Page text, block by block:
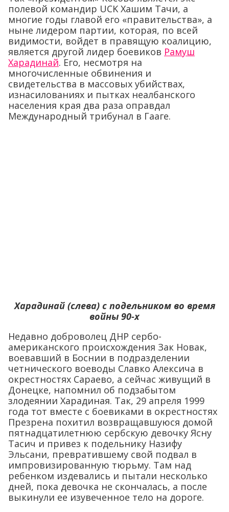
полевой командир UCK Хашим Тачи, а
многие годы главой его «правительства», а
ныне лидером партии, которая, по всей
видимости, войдет в правящую коалицию,
является другой лидер боевиков Рамуш
Харадинай. Его, несмотря на
многочисленные обвинения и
свидетельства в массовых убийствах,
изнасилованиях и пытках неалбанского
населения края два раза оправдал
Международный трибунал в Гааге.
Харадинай (слева) с подельником во время
войны 90-х
Недавно доброволец ДНР сербо-
американского происхождения Зак Новак,
воевавший в Боснии в подразделении
четнического воеводы Славко Алексича в
окрестностях Сараево, а сейчас живущий в
Донецке, напомнил об подзабытом
злодеянии Харадиная. Так, 29 апреля 1999
года тот вместе с боевиками в окрестностях
Презрена похитил возвращавшуюся домой
пятнадцатилетнюю сербскую девочку Ясну
Тасич и привез к подельнику Назифу
Эльсани, превратившему свой подвал в
импровизированную тюрьму. Там над
ребенком издевались и пытали несколько
дней, пока девочка не скончалась, а после
выкинули ее изувеченное тело на дороге.